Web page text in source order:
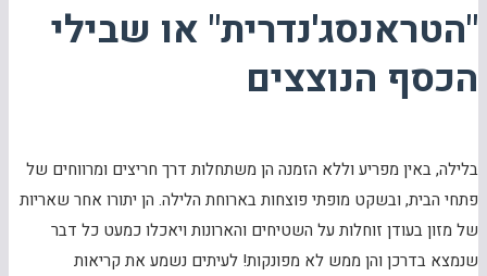
"הטראנסג'נדרית" או שבילי
הכסף הנוצצים
בלילה, באין מפריע וללא הזמנה הן משתחלות דרך חריצים ומרווחים של
פתחי הבית, ובשקט מופתי פוצחות בארוחת הלילה. הן יתורו אחר שאריות
של מזון בעודן זוחלות על השטיחים והארונות ויאכלו כמעט כל דבר
שנמצא בדרכן והן ממש לא מפונקות! לעיתים נשמע את קריאות